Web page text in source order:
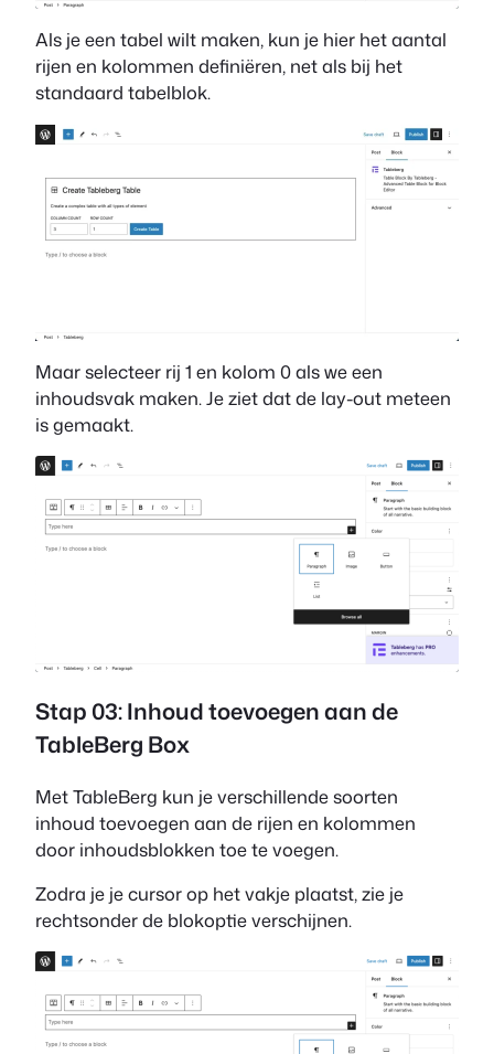
Als je een tabel wilt maken, kun je hier het aantal
rijen en kolommen definiëren, net als bij het
standaard tabelblok.
Maar selecteer rij 1 en kolom 0 als we een
inhoudsvak maken. Je ziet dat de lay-out meteen
is gemaakt.
Stap 03: Inhoud toevoegen aan de
TableBerg Box
Met TableBerg kun je verschillende soorten
inhoud toevoegen aan de rijen en kolommen
door inhoudsblokken toe te voegen.
Zodra je je cursor op het vakje plaatst, zie je
rechtsonder de blokoptie verschijnen.